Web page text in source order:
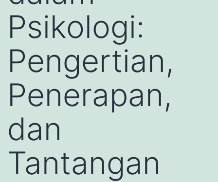
Psikologi:
Pengertian,
Penerapan,
dan
Tantangan